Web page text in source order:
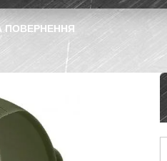
ПОВЕРНЕННЯ